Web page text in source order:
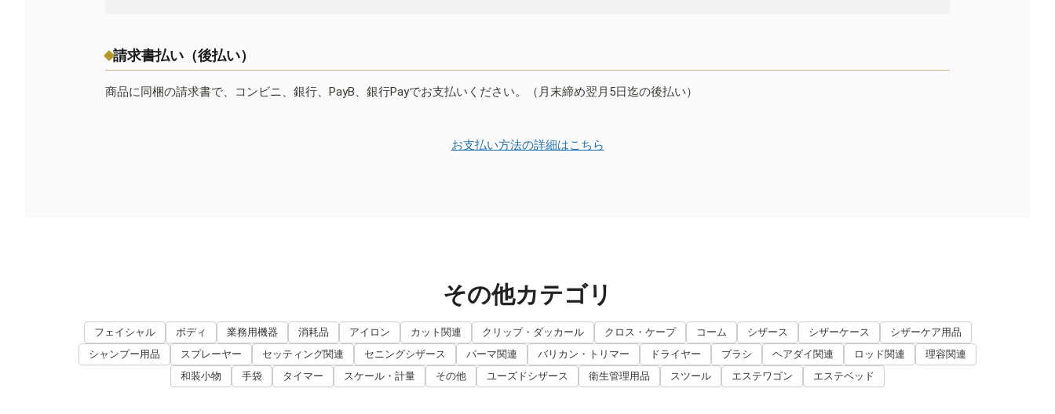
請求書払い（後払い）
商品に同梱の請求書で、コンビニ、銀行、PayB、銀行Payでお支払いください。（月末締め翌月5日迄の後払い）
お支払い方法の詳細はこちら
その他カテゴリ
フェイシャル ボディ 業務用機器 消耗品 アイロン カット関連 クリップ・ダッカール クロス・ケープ コーム シザース シザーケース
シザーケア用品
シャンプー用品
スプレーヤー セッティング関連 セニングシザース パーマ関連 バリカン・トリマー ドライヤー ブラシ ヘアダイ関連 ロッド関連
理容関連
和装小物
手袋 タイマー スケール・計量 その他 ユーズドシザース 衛生管理用品 スツール エステワゴン エステベッド